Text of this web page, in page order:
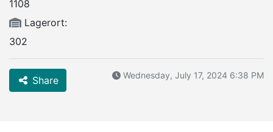
1108
Lagerort:
302
Share Wednesday, July 17, 2024 6:38 PM